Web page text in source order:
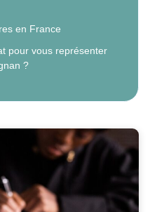
en France
pour vous représenter
?